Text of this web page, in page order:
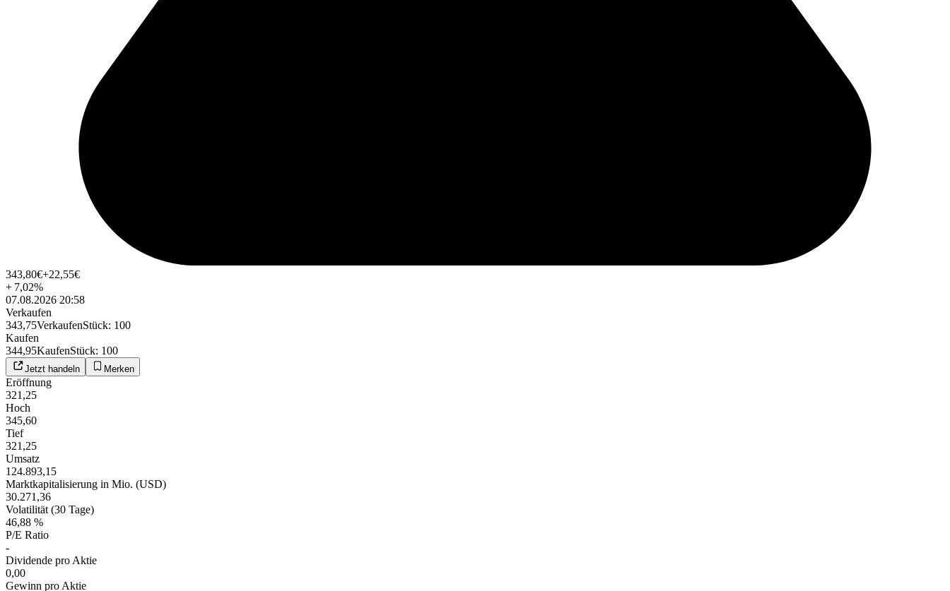
343,80€+22,55€
+ 7,02%
07.08.2026 20:58
Verkaufen
343,75VerkaufenStück: 100
Kaufen
344,95KaufenStück: 100
Jetzt handeln Merken
Eröffnung
321,25
Hoch
345,60
Tief
321,25
Umsatz
124.893,15
Marktkapitalisierung in Mio. (USD)
30.271,36
Volatilität (30 Tage)
46,88 %
P/E Ratio
-
Dividende pro Aktie
0,00
Gewinn pro Aktie